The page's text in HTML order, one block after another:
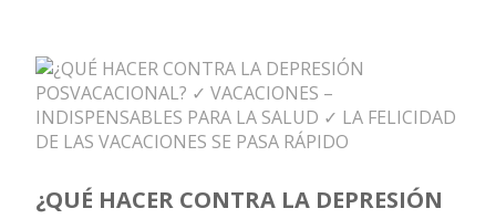
¿QUÉ HACER CONTRA LA DEPRESIÓN